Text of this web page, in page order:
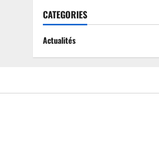
CATEGORIES
Actualités